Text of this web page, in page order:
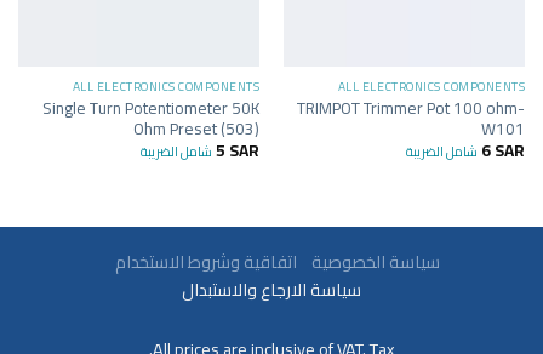
ALL ELECTRONICS COMPONENTS
TRIMPOT Trimmer Pot 100 ohm-
W101
6SAR شامل الضريبة
ALL ELECTRONICS COMPONENTS
Single Turn Potentiometer 50K
Ohm Preset (503)
5SAR شامل الضريبة
سياسة الخصوصية اتفاقية وشروط الاستخدام
سياسة الارجاع والاستبدال